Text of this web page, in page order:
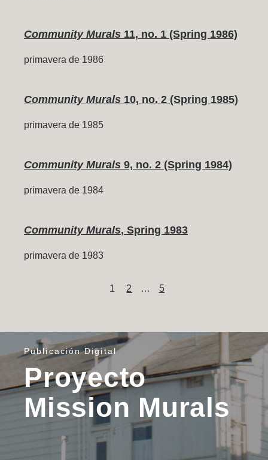
Community Murals 11, no. 1 (Spring 1986)
primavera de 1986
Community Murals 10, no. 2 (Spring 1985)
primavera de 1985
Community Murals 9, no. 2 (Spring 1984)
primavera de 1984
Community Murals, Spring 1983
primavera de 1983
Page
1 Page
2 … Page
5
Proyecto
Mission Murals
Publicación Digital